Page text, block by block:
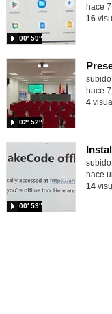
00′ 59″
hace
16
02′ 52″
hace
4
00′ 59″
hace
14